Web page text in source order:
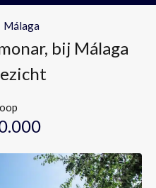
Málaga
bij Málaga